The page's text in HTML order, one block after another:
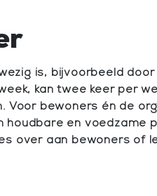
is, bijvoorbeeld
kan twee keer per
Voor bewoners én de
en voedzame
over aan bewoners of